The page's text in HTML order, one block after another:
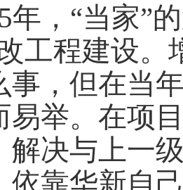
年，“当家”
工程建设
事，但在当
易举。在项
解决与上一
依靠华新自